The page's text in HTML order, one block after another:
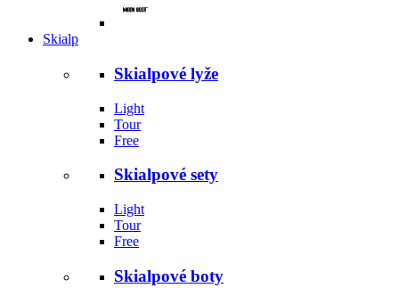
Skialp
Skialpové lyže
Light
Tour
Free
Skialpové sety
Light
Tour
Free
Skialpové boty